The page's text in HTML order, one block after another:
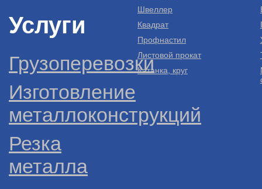
Услуги
Грузоперевозки
Изготовление
металлоконструкций
Резка
металла
Швеллер
Квадрат
Профнастил
Листовой прокат
Катанка, круг